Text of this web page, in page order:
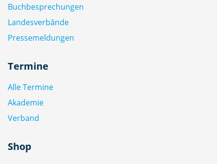
Buchbesprechungen
Landesverbände
Pressemeldungen
Termine
Alle Termine
Akademie
Verband
Shop